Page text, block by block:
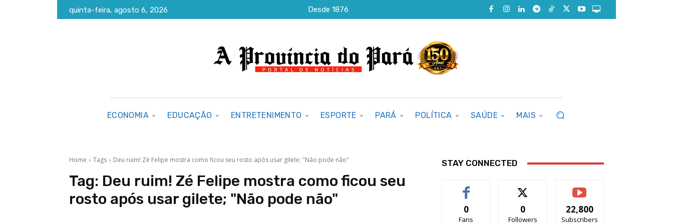
quinta-feira, agosto 6, 2026 Desde 1876
ECONOMIA EDUCAÇÃO ENTRETENIMENTO ESPORTE PARÁ POLÍTICA SAÚDE MAIS
Home Tags Deu ruim! Zé Felipe mostra como ficou seu rosto após usar gilete; "Não pode não"
Tag: Deu ruim! Zé Felipe mostra como ficou seu
rosto após usar gilete; "Não pode não"
STAY CONNECTED
0
Fans
0
Followers
22,800
Subscribers